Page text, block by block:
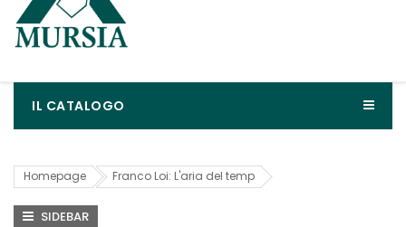
IL CATALOGO
Homepage Franco Loi: L'aria del temp
SIDEBAR